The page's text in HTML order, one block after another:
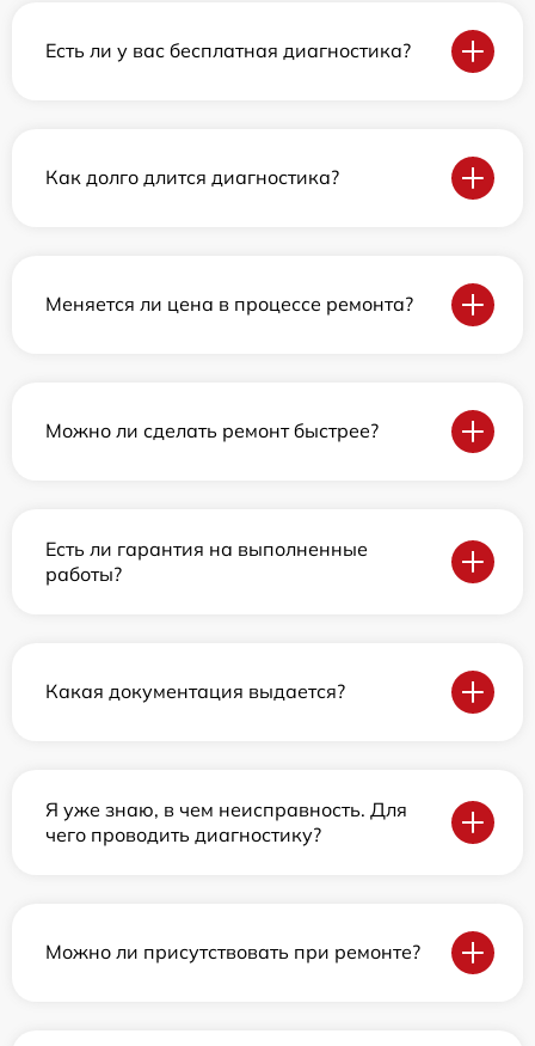
Есть ли у вас бесплатная диагностика?
Как долго длится диагностика?
Меняется ли цена в процессе ремонта?
Можно ли сделать ремонт быстрее?
Есть ли гарантия на выполненные
работы?
Какая документация выдается?
Я уже знаю, в чем неисправность. Для
чего проводить диагностику?
Можно ли присутствовать при ремонте?